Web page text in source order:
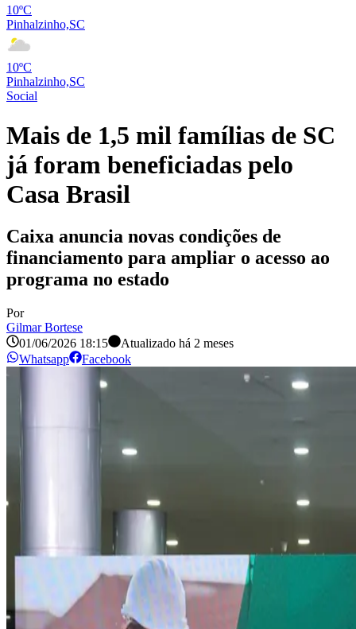
10ºC
Pinhalzinho,SC
10ºC
Pinhalzinho,SC
Social
Mais de 1,5 mil famílias de SC
já foram beneficiadas pelo
Casa Brasil
Caixa anuncia novas condições de
financiamento para ampliar o acesso ao
programa no estado
Por
Gilmar Bortese
01/06/2026 18:15
Atualizado há 2 meses
Whatsapp
Facebook